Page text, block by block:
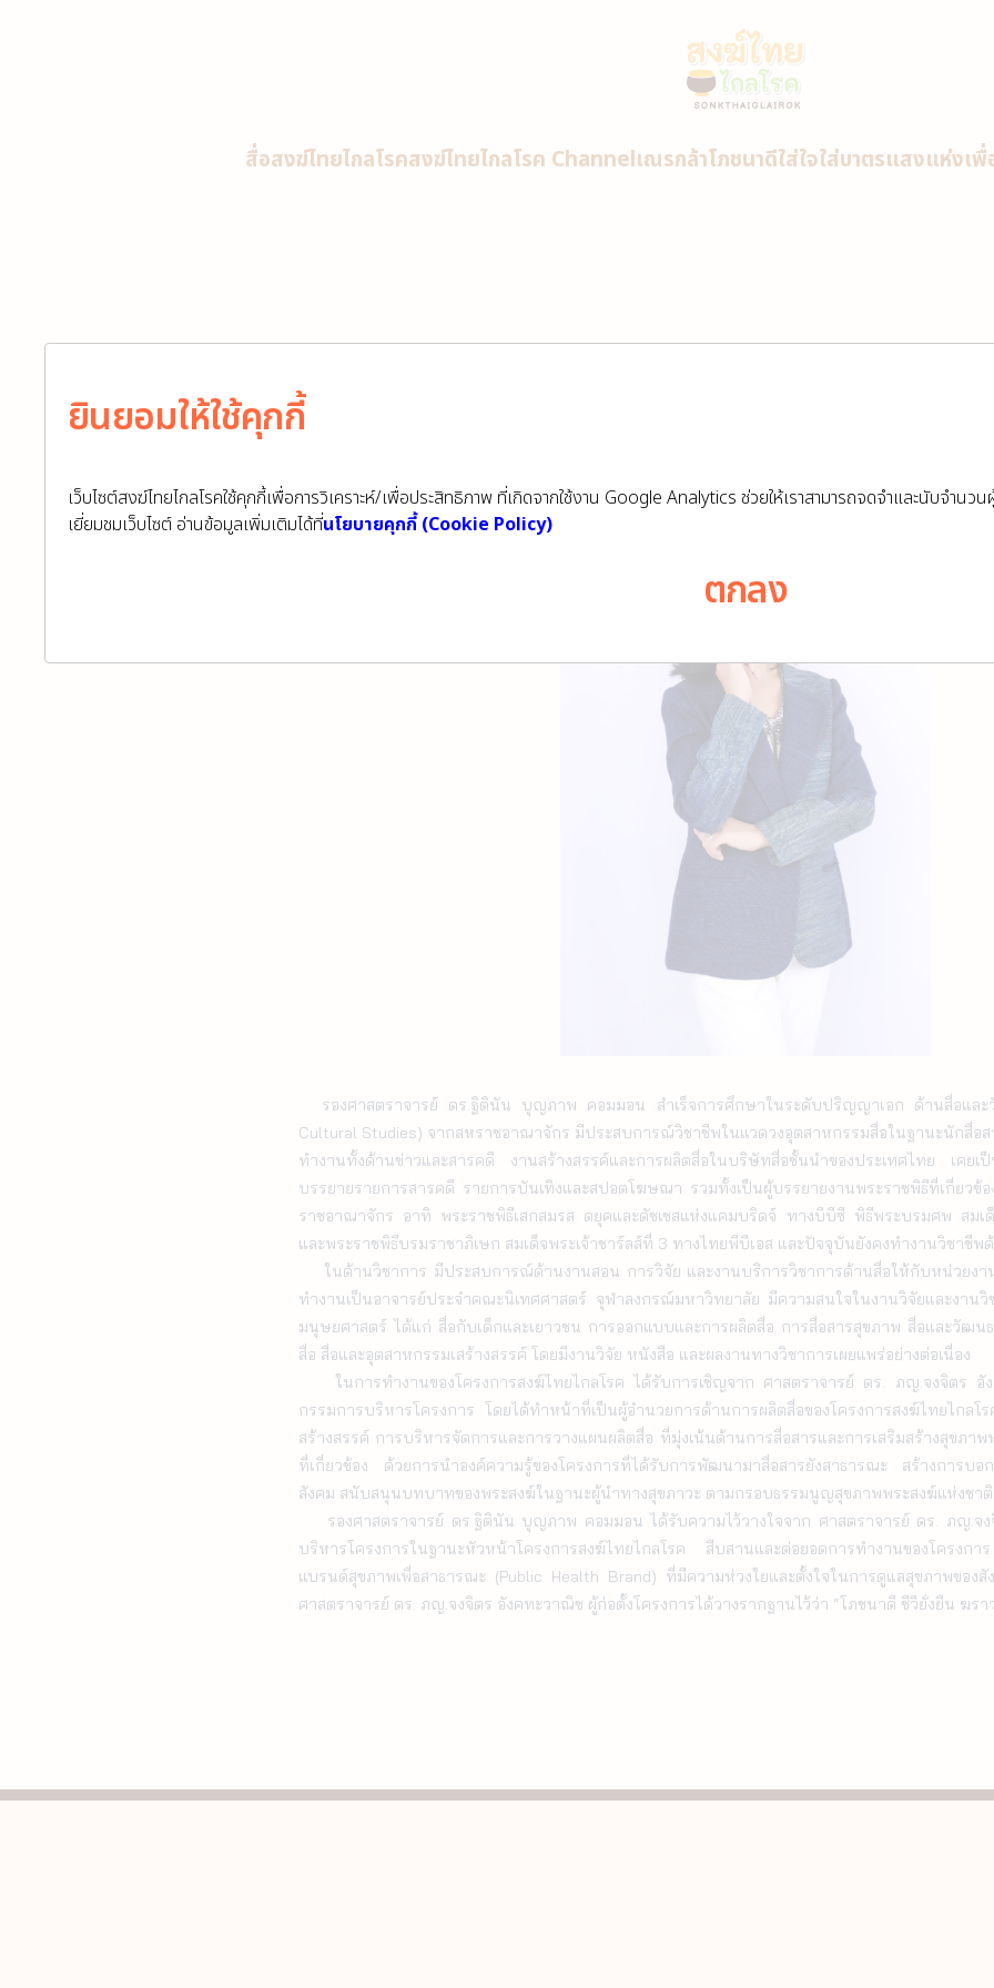
สื่อสงฆ์ไทยไกลโรคสงฆ์ไทยไกลโรค Channelเณรกล้าโภชนาดีใส่ใจใส่บาตรแสงแห่งเ
รองศาสตราจารย์ ดร.ฐิตินัน บุญภาพ คอมมอน
รองศาสตราจารย์ ดร.ฐิตินัน บุญภาพ คอมมอน สำเร็จการศึกษาในระดับปริญญาเอก ด้านสื่อแล
Cultural Studies) จากสหราชอาณาจักร มีประสบการณ์วิชาชีพในแวดวงอุตสาหกรรมสื่อในฐานะนักสื่อส
ทำงานทั้งด้านข่าวและสารคดี งานสร้างสรรค์และการผลิตสื่อในบริษัทสื่อชั้นนำของประเทศไทย เค
บรรยายรายการสารคดี รายการบันเทิงและสปอตโฆษณา รวมทั้งเป็นผู้บรรยายงานพระราชพิธีที่เกี่ยวข้
ราชอาณาจักร อาทิ พระราชพิธีเสกสมรส ดยุคและดัชเชสแห่งแคมบริดจ์ ทางบีบีซี พิธีพระบรมศพ สมเ
และพระราชพิธีบรมราชาภิเษก สมเด็จพระเจ้าชาร์ลส์ที่ 3 ทางไทยพีบีเอส และปัจจุบันยังคงทำงานวิชาชีพ
ทำงานเป็นอาจารย์ประจำคณะนิเทศศาสตร์ จุฬาลงกรณ์มหาวิทยาลัย มีความสนใจในงานวิจัยและงานวิ
มนุษยศาสตร์ ได้แก่ สื่อกับเด็กและเยาวชน การออกแบบและการผลิตสื่อ การสื่อสารสุขภาพ สื่อและวัฒ
สื่อ สื่อและอุตสาหกรรมเสร้างสรรค์ โดยมีงานวิจัย หนังสือ และผลงานทางวิชาการเผยแพร่อย่างต่อเนื่อง
กรรมการบริหารโครงการ โดยได้ทำหน้าที่เป็นผู้อำนวยการด้านการผลิตสื่อของโครงการสงฆ์ไทยไกล
สร้างสรรค์ การบริหารจัดการและการวางแผนผลิตสื่อ ที่มุ่งเน้นด้านการสื่อสารและการเสริมสร้างสุขภา
ที่เกี่ยวข้อง ด้วยการนำองค์ความรู้ของโครงการที่ได้รับการพัฒนามาสื่อสารยังสาธารณะ สร้างการบอ
สังคม สนับสนุนบทบาทของพระสงฆ์ในฐานะผู้นำทางสุขภาวะ ตามกรอบธรรมนูญสุขภาพพระสงฆ์แห่งชาติ
บริหารโครงการในฐานะหัวหน้าโครงการสงฆ์ไทยไกลโรค สืบสานและต่อยอดการทำงานของโครง
แบรนด์สุขภาพเพื่อสาธารณะ (Public Health Brand) ที่มีความห่วงใยและตั้งใจในการดูแลสุขภาพของ
ศาสตราจารย์ ดร. ภญ.จงจิตร อังคทะวาณิช ผู้ก่อตั้งโครงการได้วางรากฐานไว้ว่า “โภชนาดี ชีวียั่งยืน ฆร
ยินยอมให้ใช้คุกกี้
เว็บไซต์สงฆ์ไทยไกลโรคใช้คุกกี้เพื่อการวิเคราะห์/เพื่อประสิทธิภาพ ที่เกิดจากใช้งาน Google Analytics ช่วยให้เราสามารถจดจำและนับจำน
เยี่ยมชมเว็บไซต์ อ่านข้อมูลเพิ่มเติมได้ที่นโยบายคุกกี้ (Cookie Policy)
ตกลง